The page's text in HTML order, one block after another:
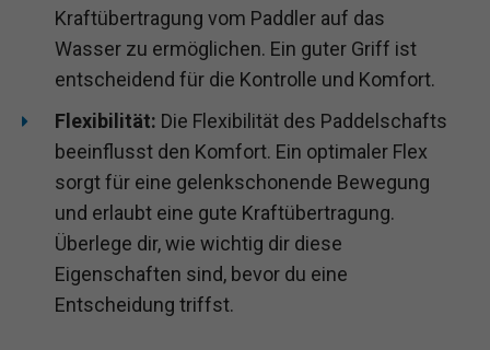
Kraftübertragung vom Paddler auf das
Wasser zu ermöglichen. Ein guter Griff ist
entscheidend für die Kontrolle und Komfort.
Flexibilität: Die Flexibilität des Paddelschafts
beeinflusst den Komfort. Ein optimaler Flex
sorgt für eine gelenkschonende Bewegung
und erlaubt eine gute Kraftübertragung.
Überlege dir, wie wichtig dir diese
Eigenschaften sind, bevor du eine
Entscheidung triffst.